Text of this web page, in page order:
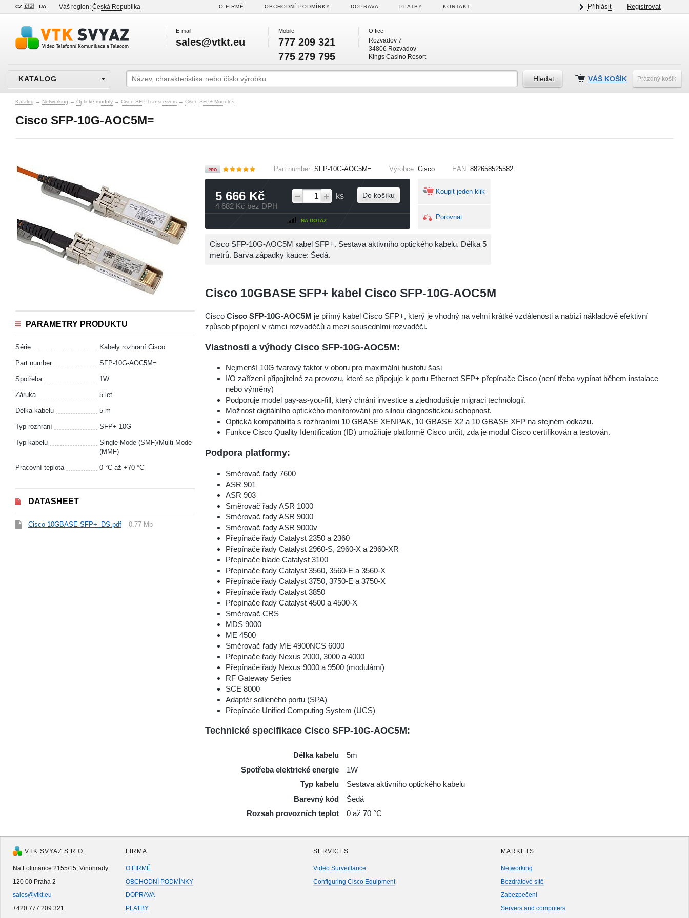
CZ 🇨🇿 UA Váš region: Česká Republika O FIRMĚ OBCHODNÍ PODMÍNKY DOPRAVA PLATBY KONTAKT Přihlásit Registrovat
E-mail
sales@vtkt.eu
Mobile
777 209 321
775 279 795
Office
Rozvadov 7
34806 Rozvadov
Kings Casino Resort
KATALOG VÁŠ KOŠÍK Prázdný košík
Katalog → Networking → Optické moduly → Cisco SFP Transceivers → Cisco SFP+ Modules
Cisco SFP-10G-AOC5M=
PARAMETRY PRODUKTU
Série Kabely rozhraní Cisco
Part number SFP-10G-AOC5M=
Spotřeba 1W
Záruka 5 let
Délka kabelu 5 m
Typ rozhraní SFP+ 10G
Typ kabelu
Single-Mode (SMF)/Multi-Mode
(MMF)
Pracovní teplota 0 °С až +70 °C
DATASHEET
Cisco 10GBASE SFP+_DS.pdf 0.77 Mb
Part number: SFP-10G-AOC5M= Výrobce: Cisco EAN: 882658525582
5 666 Kč
4 682 Kč bez DPH
ks
NA DOTAZ
Do košíku Koupit jeden klik
Porovnat
Cisco SFP-10G-AOC5M кabel SFP+. Sestava aktivního optického kabelu. Délka 5
metrů. Barva západky kauce: Šedá.
Cisco 10GBASE SFP+ kabel Cisco SFP-10G-AOC5M
Cisco Cisco SFP-10G-AOC5M je přímý kabel Cisco SFP+, který je vhodný na velmi krátké vzdálenosti a nabízí nákladově efektivní
způsob připojení v rámci rozvaděčů a mezi sousedními rozvaděči.
Vlastnosti a výhody Cisco SFP-10G-AOC5M:
Nejmenší 10G tvarový faktor v oboru pro maximální hustotu šasi
I/O zařízení připojitelné za provozu, které se připojuje k portu Ethernet SFP+ přepínače Cisco (není třeba vypínat během instalace
nebo výměny)
Podporuje model pay-as-you-fill, který chrání investice a zjednodušuje migraci technologií.
Možnost digitálního optického monitorování pro silnou diagnostickou schopnost.
Optická kompatibilita s rozhraními 10 GBASE XENPAK, 10 GBASE X2 a 10 GBASE XFP na stejném odkazu.
Funkce Cisco Quality Identification (ID) umožňuje platformě Cisco určit, zda je modul Cisco certifikován a testován.
Podpora platformy:
Směrovač řady 7600
ASR 901
ASR 903
Směrovač řady ASR 1000
Směrovač řady ASR 9000
Směrovač řady ASR 9000v
Přepínače řady Catalyst 2350 a 2360
Přepínače řady Catalyst 2960-S, 2960-X a 2960-XR
Přepínače blade Catalyst 3100
Přepínače řady Catalyst 3560, 3560-E a 3560-X
Přepínače řady Catalyst 3750, 3750-E a 3750-X
Přepínače řady Catalyst 3850
Přepínače řady Catalyst 4500 a 4500-X
Směrovač CRS
MDS 9000
ME 4500
Směrovač řady ME 4900NCS 6000
Přepínače řady Nexus 2000, 3000 a 4000
Přepínače řady Nexus 9000 a 9500 (modulární)
RF Gateway Series
SCE 8000
Adaptér sdíleného portu (SPA)
Přepínače Unified Computing System (UCS)
Technické specifikace Cisco SFP-10G-AOC5M:
Délka kabelu
5m
Spotřeba elektrické energie
1W
Typ kabelu
Sestava aktivního optického kabelu
Barevný kód
Šedá
Rozsah provozních teplot
0 až 70 °C
VTK SVYAZ S.R.O.
Na Folimance 2155/15, Vinohrady
120 00 Praha 2
sales@vtkt.eu
+420 777 209 321
FIRMA
O FIRMĚ
OBCHODNÍ PODMÍNKY
DOPRAVA
PLATBY
SERVICES
Video Surveillance
Configuring Cisco Equipment
MARKETS
Networking
Bezdrátové sítě
Zabezpečení
Servers and computers